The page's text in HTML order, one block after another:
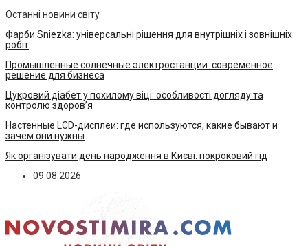
Останні новини світу
Фарби Sniezka: універсальні рішення для внутрішніх і зовнішніх
робіт
Промышленные солнечные электростанции: современное
решение для бизнеса
Цукровий діабет у похилому віці: особливості догляду та
контролю здоров’я
Настенные LCD-дисплеи: где используются, какие бывают и
зачем они нужны
Як організувати день народження в Києві: покроковий гід
09.08.2026